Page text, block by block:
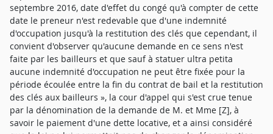
septembre 2016, date d'effet du congé qu'à compter de cette
date le preneur n'est redevable que d'une indemnité
d'occupation jusqu'à la restitution des clés que cependant, il
convient d'observer qu'aucune demande en ce sens n'est
faite par les bailleurs et que sauf à statuer ultra petita
aucune indemnité d'occupation ne peut être fixée pour la
période écoulée entre la fin du contrat de bail et la restitution
des clés aux bailleurs », la cour d'appel qui s'est crue tenue
par la dénomination de la demande de M. et Mme [Z], à
savoir le paiement d'une dette locative, et a ainsi considéré